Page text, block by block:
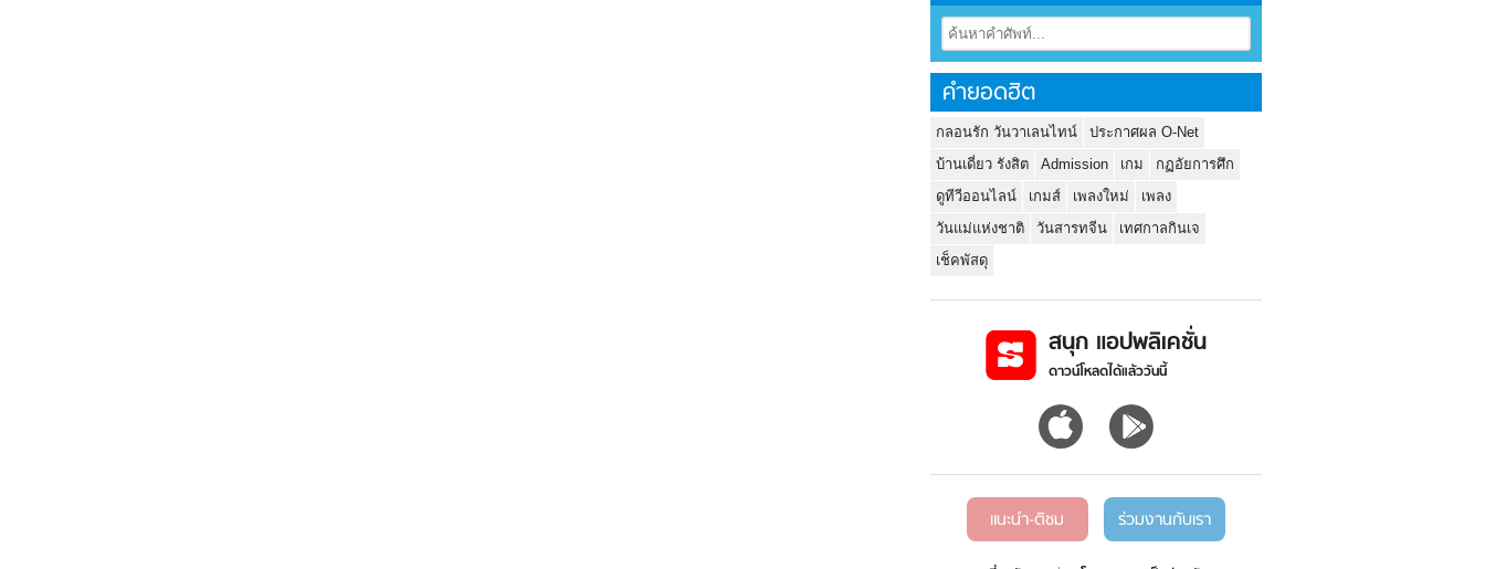
คำยอดฮิต
กลอนรัก วันวาเลนไทน์
ประกาศผล O-Net
บ้านเดี่ยว รังสิต
Admission เกม
กฏอัยการศึก
ดูทีวีออนไลน์
เกมส์ เพลงใหม่
เพลง
วันแม่แห่งชาติ
วันสารทจีน
เทศกาลกินเจ
เช็คพัสดุ
สนุก แอปพลิเคชั่น
ดาวน์โหลดได้แล้ววันนี้
แนะนำ-ติชม ร่วมงานกับเรา